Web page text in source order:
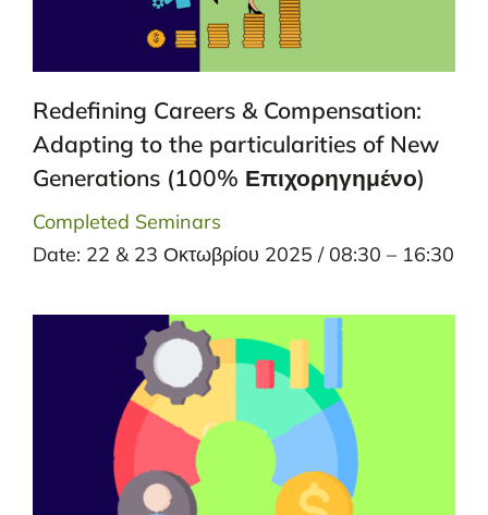
Redefining Careers & Compensation:
Adapting to the particularities of New
Generations (100% Επιχορηγημένο)
Completed Seminars
Date: 22 & 23 Οκτωβρίου 2025 / 08:30 – 16:30